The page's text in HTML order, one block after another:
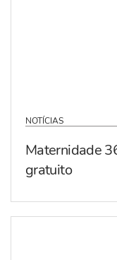
NOTÍCIAS
Maternidade
gratuito